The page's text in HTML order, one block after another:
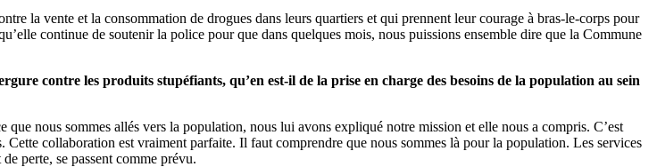
la vente et la consommation de drogues dans leurs quartiers et qui prennent leur courage à bras-le-corps pour
continue de soutenir la police pour que dans quelques mois, nous puissions ensemble dire que la Commune
contre les produits stupéfiants, qu’en est-il de la prise en charge des besoins de la population au sein
nous sommes allés vers la population, nous lui avons expliqué notre mission et elle nous a compris. C’est
collaboration est vraiment parfaite. Il faut comprendre que nous sommes là pour la population. Les services
perte, se passent comme prévu.